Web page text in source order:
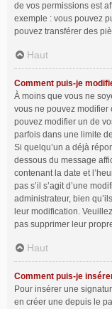
de vos permissions est
exemple : vous pouvez
pouvez transférer des
Haut
Comment puis-je
À moins que vous ne
vous ne pouvez modifier
pouvez modifier un de
parfois dans une limite
Si quelqu’un a déjà
dessous du message
contenant la date et
pas s’il s’agit d’une
administrateur, bien
leur modification.
pas supprimer leur
Haut
Comment puis-je
Pour insérer une
en créer une depuis le